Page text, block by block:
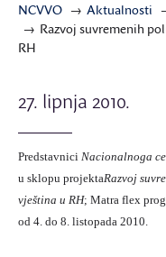
NCVVO Aktualnosti
Razvoj suvremenih
RH
27. lipnja 2010.
Predstavnici Nacionalnoga
u sklopu projektaRazvoj
vještina u RH; Matra flex
od 4. do 8. listopada 2010.